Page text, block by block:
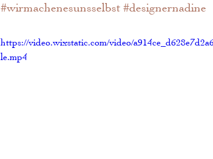
#wirmachenesunsselbst #designernadine
https://video.wixstatic.com/video/
le.mp4